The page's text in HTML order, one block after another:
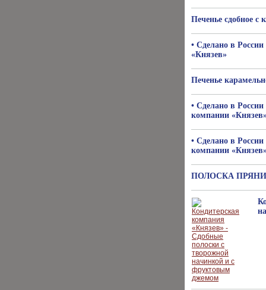
Печенье сдобное с
• Сделано в
«Князев»
Печенье
• Сделано в
компании
• Сделано в
компании
ПОЛОСКА